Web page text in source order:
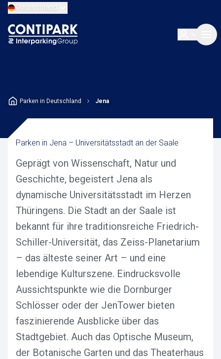
Deutschland
Parken in Deutschland Jena
Parken in Jena – Universitätsstadt an der Saale
Geprägt von Wissenschaft, Natur und
Geschichte, begeistert Jena als
dynamische Universitätsstadt im Herzen
Thüringens. Die Stadt an der Saale ist
bekannt für ihre traditionsreiche Friedrich-
Schiller-Universität, das Zeiss-Planetarium
– das älteste seiner Art – und eine
lebendige Kulturszene. Eindrucksvolle
Aussichtspunkte wie die Dornburger
Schlösser oder der JenTower bieten
faszinierende Ausblicke über das
Stadtgebiet. Auch das Optische Museum,
der Botanische Garten und das Theaterhaus